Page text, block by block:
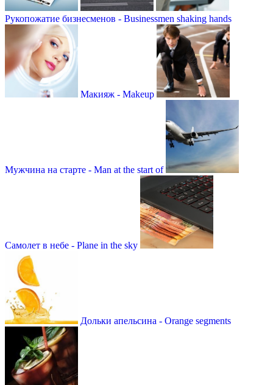
Рукопожатие бизнесменов - Businessmen shaking hands
Макияж - Makeup
Мужчина на старте - Man at the start of
Самолет в небе - Plane in the sky
Дольки апельсина - Orange segments